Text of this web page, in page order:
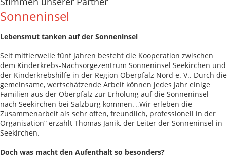
Sonneninsel
Lebensmut tanken auf der Sonneninsel
Seit mittlerweile fünf Jahren besteht die Kooperation zwischen
dem Kinderkrebs-Nachsorgezentrum Sonneninsel Seekirchen und
der Kinderkrebshilfe in der Region Oberpfalz Nord e. V.. Durch die
gemeinsame, wertschätzende Arbeit können jedes Jahr einige
Familien aus der Oberpfalz zur Erholung auf die Sonneninsel
nach Seekirchen bei Salzburg kommen. „Wir erleben die
Zusammenarbeit als sehr offen, freundlich, professionell in der
Organisation“ erzählt Thomas Janik, der Leiter der Sonneninsel in
Seekirchen.
Doch was macht den Aufenthalt so besonders?